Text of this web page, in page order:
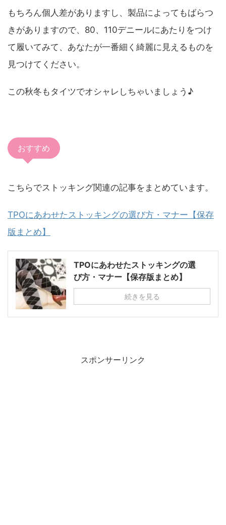
もちろん個人差がありますし、製品によってもばらつ
きがありますので、80、110デニールにあたりをつけ
て履いてみて、あなたが一番細く綺麗に見えるものを
見つけてください。
この秋冬もタイツでオシャレしちゃいましょう♪
おすすめ
こちらでストッキング関連の記事をまとめています。
TPOにあわせたストッキングの選び方・マナー【保存
版まとめ】
TPOにあわせたストッキングの選
び方・マナー【保存版まとめ】
続きを見る
スポンサーリンク